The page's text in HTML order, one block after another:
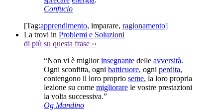
Confucio
[Tag:apprendimento, imparare, ragionamento]
La trovi in Problemi e Soluzioni
di più su questa frase ››
“Non vi è migliorinsegnante delle avversità.
Ogni sconfitta, ogni batticuore, ogni perdita,
contengono il loro proprio seme, la loro propria
lezione su come migliorare le vostre prestazioni
la volta successiva.”
Og Mandino